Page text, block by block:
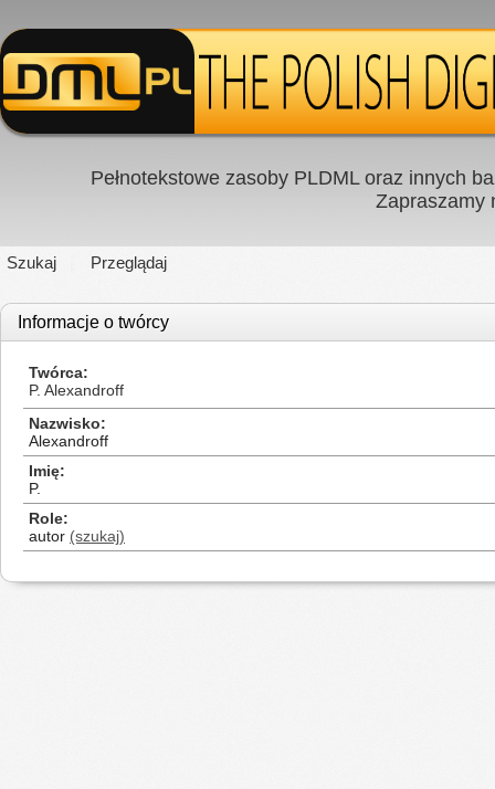
Pełnotekstowe zasoby PLDML oraz innych
Zapraszamy
Szukaj Przeglądaj
Informacje o twórcy
Twórca
P. Alexandroff
Nazwisko
Alexandroff
Imię
P.
Role
autor (szukaj)